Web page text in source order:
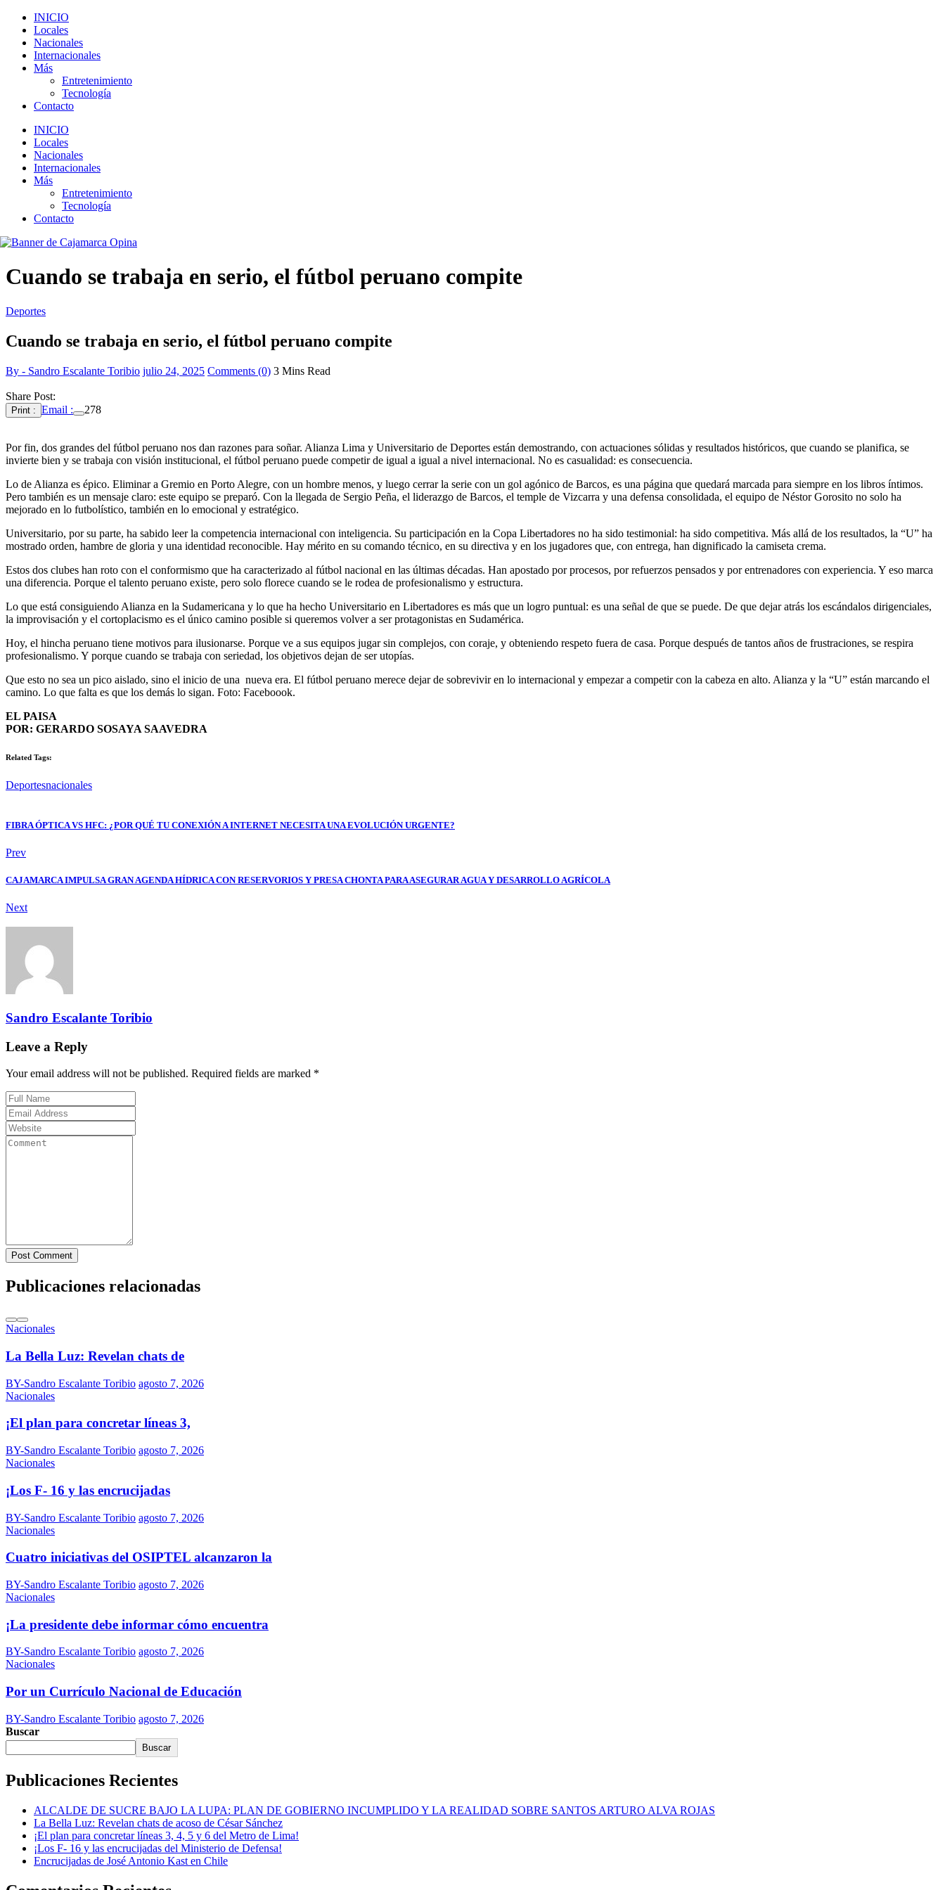
INICIO
Locales
Nacionales
Internacionales
Más
Entretenimiento
Tecnología
Contacto
INICIO
Locales
Nacionales
Internacionales
Más
Entretenimiento
Tecnología
Contacto
Cuando se trabaja en serio, el fútbol peruano compite
Deportes
Cuando se trabaja en serio, el fútbol peruano compite
By - Sandro Escalante Toribio julio 24, 2025 Comments (0) 3 Mins Read
Share Post:
Print : Email : 278
Por fin, dos grandes del fútbol peruano nos dan razones para soñar. Alianza Lima y Universitario de Deportes están demostrando, con actuaciones sólidas y resultados históricos, que cuando se planifica, se
invierte bien y se trabaja con visión institucional, el fútbol peruano puede competir de igual a igual a nivel internacional. No es casualidad: es consecuencia.
Lo de Alianza es épico. Eliminar a Gremio en Porto Alegre, con un hombre menos, y luego cerrar la serie con un gol agónico de Barcos, es una página que quedará marcada para siempre en los libros íntimos.
Pero también es un mensaje claro: este equipo se preparó. Con la llegada de Sergio Peña, el liderazgo de Barcos, el temple de Vizcarra y una defensa consolidada, el equipo de Néstor Gorosito no solo ha
mejorado en lo futbolístico, también en lo emocional y estratégico.
Universitario, por su parte, ha sabido leer la competencia internacional con inteligencia. Su participación en la Copa Libertadores no ha sido testimonial: ha sido competitiva. Más allá de los resultados, la “U” ha
mostrado orden, hambre de gloria y una identidad reconocible. Hay mérito en su comando técnico, en su directiva y en los jugadores que, con entrega, han dignificado la camiseta crema.
Estos dos clubes han roto con el conformismo que ha caracterizado al fútbol nacional en las últimas décadas. Han apostado por procesos, por refuerzos pensados y por entrenadores con experiencia. Y eso marca
una diferencia. Porque el talento peruano existe, pero solo florece cuando se le rodea de profesionalismo y estructura.
Lo que está consiguiendo Alianza en la Sudamericana y lo que ha hecho Universitario en Libertadores es más que un logro puntual: es una señal de que se puede. De que dejar atrás los escándalos dirigenciales,
la improvisación y el cortoplacismo es el único camino posible si queremos volver a ser protagonistas en Sudamérica.
Hoy, el hincha peruano tiene motivos para ilusionarse. Porque ve a sus equipos jugar sin complejos, con coraje, y obteniendo respeto fuera de casa. Porque después de tantos años de frustraciones, se respira
profesionalismo. Y porque cuando se trabaja con seriedad, los objetivos dejan de ser utopías.
Que esto no sea un pico aislado, sino el inicio de una nueva era. El fútbol peruano merece dejar de sobrevivir en lo internacional y empezar a competir con la cabeza en alto. Alianza y la “U” están marcando el
camino. Lo que falta es que los demás lo sigan. Foto: Faceboook.
EL PAISA
POR: GERARDO SOSAYA SAAVEDRA
Related Tags:
Deportesnacionales
FIBRA ÓPTICA VS HFC: ¿POR QUÉ TU CONEXIÓN A INTERNET NECESITA UNA EVOLUCIÓN URGENTE?
Prev
CAJAMARCA IMPULSA GRAN AGENDA HÍDRICA CON RESERVORIOS Y PRESA CHONTA PARA ASEGURAR AGUA Y DESARROLLO AGRÍCOLA
Next
Sandro Escalante Toribio
Leave a Reply
Your email address will not be published. Required fields are marked *
Post Comment
Publicaciones relacionadas
Nacionales
La Bella Luz: Revelan chats de
BY-Sandro Escalante Toribio agosto 7, 2026
Nacionales
¡El plan para concretar líneas 3,
BY-Sandro Escalante Toribio agosto 7, 2026
Nacionales
¡Los F- 16 y las encrucijadas
BY-Sandro Escalante Toribio agosto 7, 2026
Nacionales
Cuatro iniciativas del OSIPTEL alcanzaron la
BY-Sandro Escalante Toribio agosto 7, 2026
Nacionales
¡La presidente debe informar cómo encuentra
BY-Sandro Escalante Toribio agosto 7, 2026
Nacionales
Por un Currículo Nacional de Educación
BY-Sandro Escalante Toribio agosto 7, 2026
Buscar
Buscar
Publicaciones Recientes
ALCALDE DE SUCRE BAJO LA LUPA: PLAN DE GOBIERNO INCUMPLIDO Y LA REALIDAD SOBRE SANTOS ARTURO ALVA ROJAS
La Bella Luz: Revelan chats de acoso de César Sánchez
¡El plan para concretar líneas 3, 4, 5 y 6 del Metro de Lima!
¡Los F- 16 y las encrucijadas del Ministerio de Defensa!
Encrucijadas de José Antonio Kast en Chile